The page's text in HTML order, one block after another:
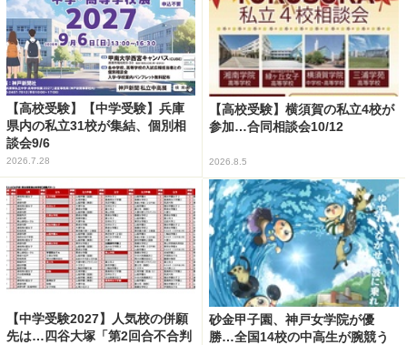
【高校受験】【中学受験】兵庫
県内の私立31校が集結、個別相
談会9/6
2026.7.28
【高校受験】横須賀の私立4校が
参加…合同相談会10/12
2026.8.5
【中学受験2027】人気校の併願
先は…四谷大塚「第2回合不合判
砂金甲子園、神戸女学院が優
勝…全国14校の中高生が腕競う